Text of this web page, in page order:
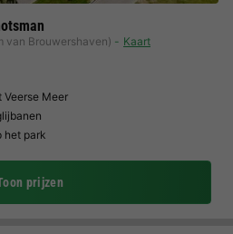
van Brouwershaven) Kaart
Veerse Meer
het park
prijzen